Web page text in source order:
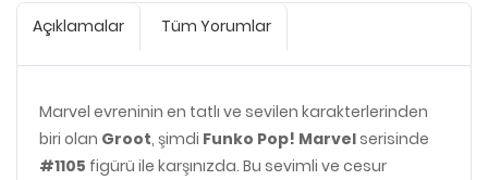
Açıklamalar Tüm Yorumlar
Marvel evreninin en tatlı ve sevilen karakterlerinden
biri olan Groot, şimdi Funko Pop! Marvelserisinde
#1105 figürü ile karşınızda. Bu sevimli ve cesur